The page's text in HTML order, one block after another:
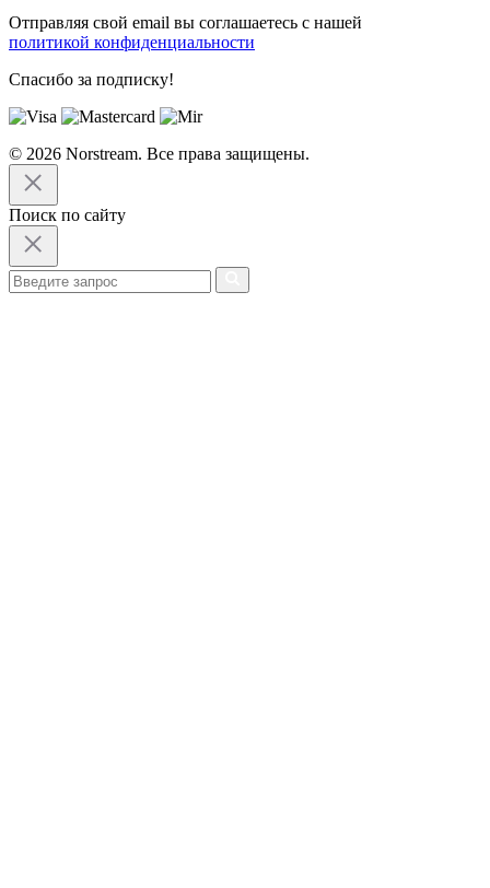
Отправляя свой email вы соглашаетесь с нашей
политикой конфиденциальности
Спасибо за подписку!
© 2026 Norstream. Все права защищены.
Поиск по сайту